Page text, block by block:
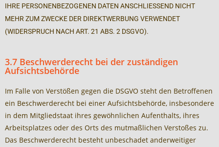
IHRE PERSONENBEZOGENEN DATEN ANSCHLIESSEND NICHT
MEHR ZUM ZWECKE DER DIREKTWERBUNG VERWENDET
(WIDERSPRUCH NACH ART. 21 ABS. 2 DSGVO).
3.7 Beschwerderecht bei der zuständigen
Aufsichtsbehörde
Im Falle von Verstößen gegen die DSGVO steht den Betroffenen
ein Beschwerderecht bei einer Aufsichtsbehörde, insbesondere
in dem Mitgliedstaat ihres gewöhnlichen Aufenthalts, ihres
Arbeitsplatzes oder des Orts des mutmaßlichen Verstoßes zu.
Das Beschwerderecht besteht unbeschadet anderweitiger